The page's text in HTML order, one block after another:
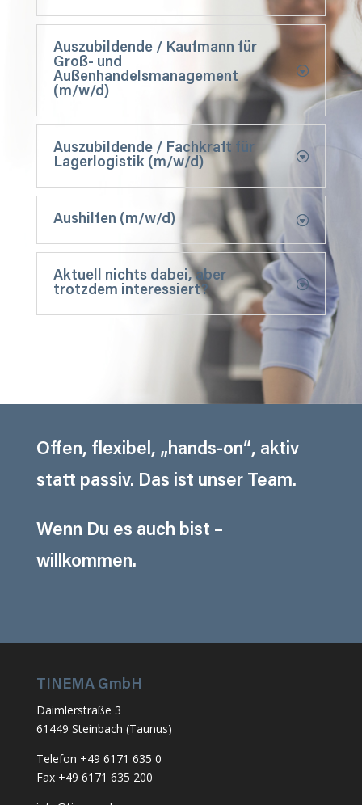
Auszubildende / Kaufmann für
Groß- und
Außenhandelsmanagement
(m/w/d)
Auszubildende / Fachkraft für
Lagerlogistik (m/w/d)
Aushilfen (m/w/d)
Aktuell nichts dabei, aber
trotzdem interessiert?
Offen, flexibel, „hands-on“, aktiv
statt passiv. Das ist unser Team.
Wenn Du es auch bist –
willkommen.
TINEMA GmbH
Daimlerstraße 3
61449 Steinbach (Taunus)
Telefon +49 6171 635 0
Fax +49 6171 635 200